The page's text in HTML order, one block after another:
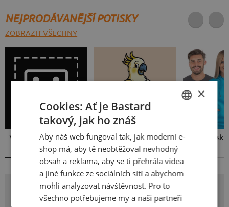
NEJPRODÁVANĚJŠÍ POTISKY
ZOBRAZIT VŠECHNY
Vlastní potisk Kakat-du Bez potisku
POTISK TÓN
Tak tímhle tónem na mě mluvit nebudeš! Takřka
SLOVAK
×
Cookies: Ať je Bastard
takový, jak ho znáš
Aby náš web fungoval tak, jak moderní e-
shop má, aby tě neobtěžoval nevhodný
obsah a reklama, aby se ti přehrála videa
a jiné funkce ze sociálních sítí a abychom
mohli analyzovat návštěvnost. Pro to
všechno potřebujeme my a naši partneři